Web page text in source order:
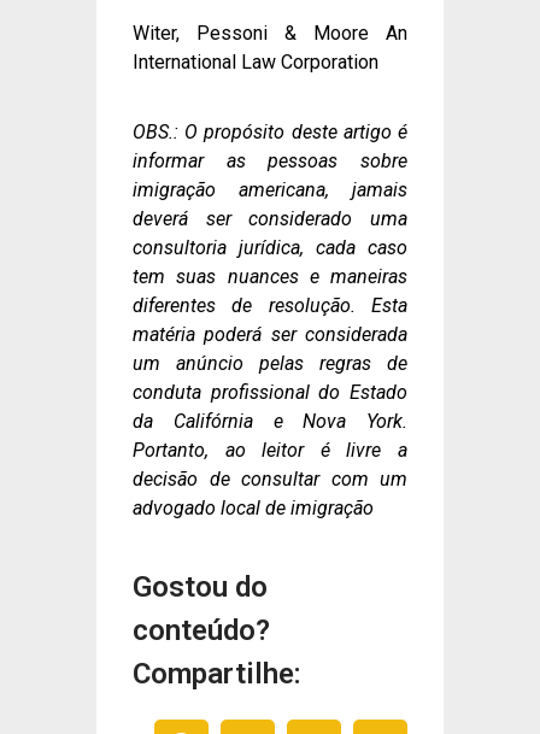
Witer, Pessoni & Moore An
International Law Corporation
OBS.: O propósito deste artigo é
informar as pessoas sobre
imigração americana, jamais
deverá ser considerado uma
consultoria jurídica, cada caso
tem suas nuances e maneiras
diferentes de resolução. Esta
matéria poderá ser considerada
um anúncio pelas regras de
conduta profissional do Estado
da Califórnia e Nova York.
Portanto, ao leitor é livre a
decisão de consultar com um
advogado local de imigração
Gostou do
conteúdo?
Compartilhe: